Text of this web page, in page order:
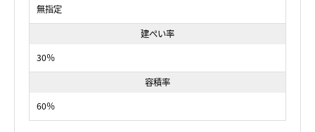
無指定
建ぺい率
30％
容積率
60％